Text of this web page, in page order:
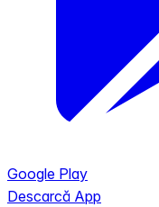
Google Play
Descarcă App